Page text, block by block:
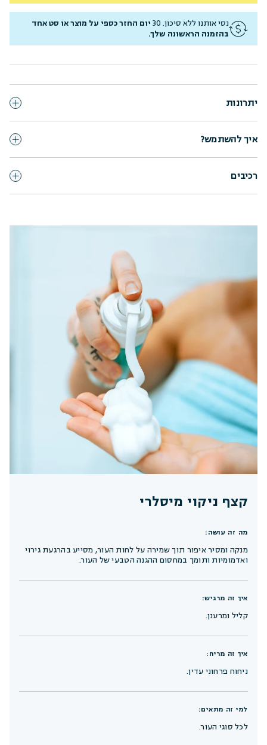
נסי אותנו ללא סיכון. 30
יום החזר כספי על מוצר או סט אחד
בהזמנה הראשונה שלך.
יתרונות
איך להשתמש?
רכיבים
קצף ניקוי מיסלרי
מה זה עושה:
מנקה ומסיר איפור תוך שמירה על לחות העור, מסייע בהרגעת גירוי
ואדמומיות ותומך במחסום ההגנה הטבעי של העור.
איך זה מרגיש:
קליל ומרענן.
איך זה מריח:
ניחוח פרחוני עדין.
למי זה מתאים:
לכל סוגי העור.